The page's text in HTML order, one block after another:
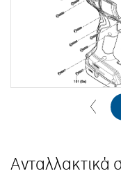
Ανταλλακτικά